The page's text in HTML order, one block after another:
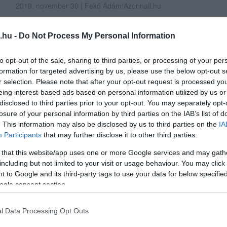
- Do Not Process My Personal Information
opt-out of the sale, sharing to third parties, or processing of your
for targeted advertising by us, please use the below opt-out
selection. Please note that after your opt-out request is processed
interest-based ads based on personal information utilized by us
to third parties prior to your opt-out. You may separately
of your personal information by third parties on the IAB’s list of
This information may also be disclosed by us to third parties on the
Participants that may further disclose it to other third parties.
that this website/app uses one or more Google services and may
but not limited to your visit or usage behaviour. You may
to Google and its third-party tags to use your data for below
consent section.
Data Processing Opt Outs
2019. november 30 | Fekő Ádám/Azonnali.hu
mögül szép lassan eltűnt a szellemi háttér, ennek
negyedik éve tulajdonképpen semmi másról nincs
szó a párt politikájában, mint hogy minél
pontosabban felvázolják azt az apokalipszist a
szavazóik fejében, ami akkor érkezne, ha bárki más
nyerné m...
TOVÁBB...
Egerben: a helyi Fidesz és Nyitrai
kérni
András